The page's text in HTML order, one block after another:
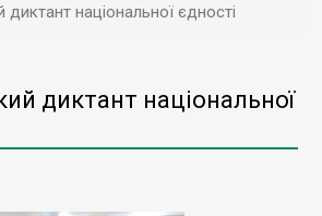
диктант національної єдності
диктант національної